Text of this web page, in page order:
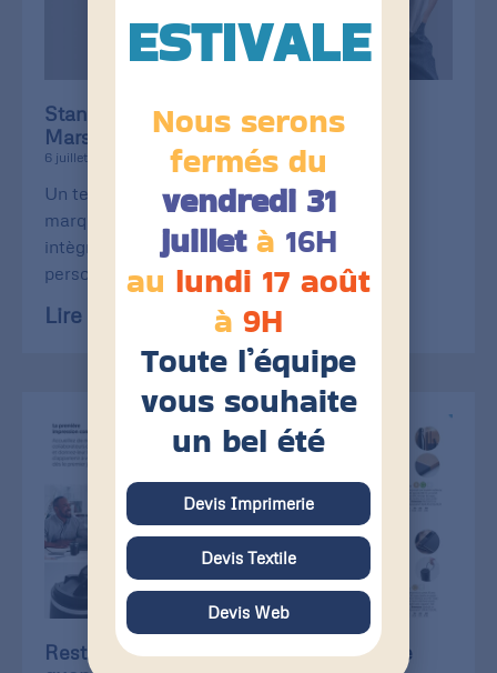
Stanley/Stella débarque chez Print of
Marseille
6 juillet 2026
Un textile éco-responsable, une qualité de
marquage au top. La célèbre Stanley/Stella
intègre notre catalogue de textiles
personnalisables. Cette collaboration
Lire la suite »
Restez présents chez vos clients, même
ESTIVALE
Nous serons
fermés du
vendredi 31
juilletà 16H
au lundi 17 août
à 9H
Toute l’équipe
vous souhaite
un bel été
Devis Imprimerie
Devis Textile
Devis Web